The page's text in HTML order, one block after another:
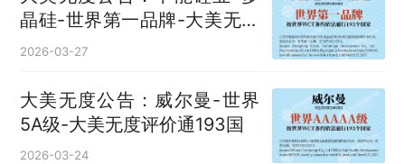
晶硅‌-世界第一品牌-大美无度
评价通193国
2026-03-27
大美无度公告：威尔曼-世界
5A级-大美无度评价通193国
2026-03-24